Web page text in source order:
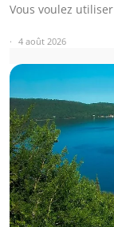
Vous voulez
4 août 2026